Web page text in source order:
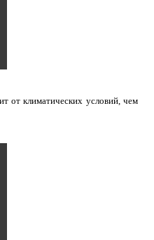
от климатических условий, чем